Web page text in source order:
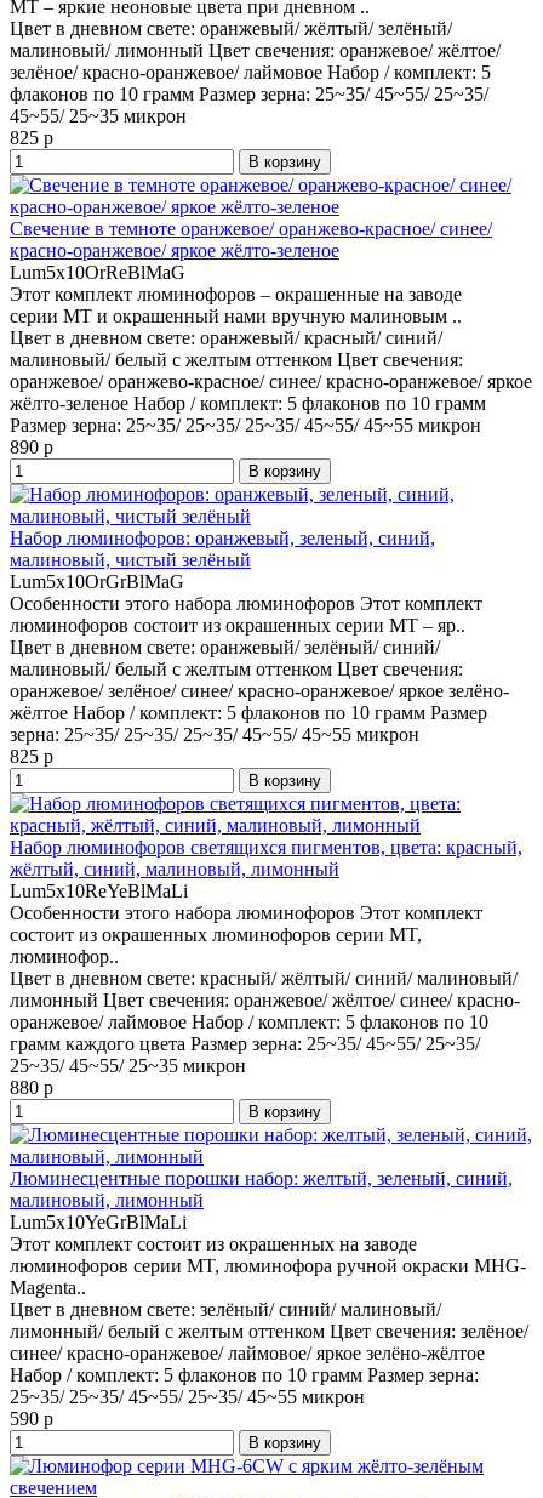
MT – яркие неоновые цвета при дневном ..
Цвет в дневном свете: оранжевый/ жёлтый/ зелёный/
малиновый/ лимонный Цвет свечения: оранжевое/ жёлтое/
зелёное/ красно-оранжевое/ лаймовое Набор / комплект: 5
флаконов по 10 грамм Размер зерна: 25~35/ 45~55/ 25~35/
45~55/ 25~35 микрон
825 р
В корзину
Свечение в темноте оранжевое/ оранжево-красное/ синее/
красно-оранжевое/ яркое жёлто-зеленое
Lum5x10OrReBlMaG
Этот комплект люминофоров – окрашенные на заводе
серии MT и окрашенный нами вручную малиновым ..
Цвет в дневном свете: оранжевый/ красный/ синий/
малиновый/ белый с желтым оттенком Цвет свечения:
оранжевое/ оранжево-красное/ синее/ красно-оранжевое/ яркое
жёлто-зеленое Набор / комплект: 5 флаконов по 10 грамм
Размер зерна: 25~35/ 25~35/ 25~35/ 45~55/ 45~55 микрон
890 р
В корзину
Набор люминофоров: оранжевый, зеленый, синий,
малиновый, чистый зелёный
Lum5x10OrGrBlMaG
Особенности этого набора люминофоров Этот комплект
люминофоров состоит из окрашенных серии MT – яр..
Цвет в дневном свете: оранжевый/ зелёный/ синий/
малиновый/ белый с желтым оттенком Цвет свечения:
оранжевое/ зелёное/ синее/ красно-оранжевое/ яркое зелёно-
жёлтое Набор / комплект: 5 флаконов по 10 грамм Размер
зерна: 25~35/ 25~35/ 25~35/ 45~55/ 45~55 микрон
825 р
В корзину
Набор люминофоров светящихся пигментов, цвета: красный,
жёлтый, синий, малиновый, лимонный
Lum5x10ReYeBlMaLi
Особенности этого набора люминофоров Этот комплект
состоит из окрашенных люминофоров серии MT,
люминофор..
Цвет в дневном свете: красный/ жёлтый/ синий/ малиновый/
лимонный Цвет свечения: оранжевое/ жёлтое/ синее/ красно-
оранжевое/ лаймовое Набор / комплект: 5 флаконов по 10
грамм каждого цвета Размер зерна: 25~35/ 45~55/ 25~35/
25~35/ 45~55/ 25~35 микрон
880 р
В корзину
Люминесцентные порошки набор: желтый, зеленый, синий,
малиновый, лимонный
Lum5x10YeGrBlMaLi
Этот комплект состоит из окрашенных на заводе
люминофоров серии MT, люминофора ручной окраски MHG-
Magenta..
Цвет в дневном свете: зелёный/ синий/ малиновый/
лимонный/ белый с желтым оттенком Цвет свечения: зелёное/
синее/ красно-оранжевое/ лаймовое/ яркое зелёно-жёлтое
Набор / комплект: 5 флаконов по 10 грамм Размер зерна:
25~35/ 25~35/ 45~55/ 25~35/ 45~55 микрон
590 р
В корзину